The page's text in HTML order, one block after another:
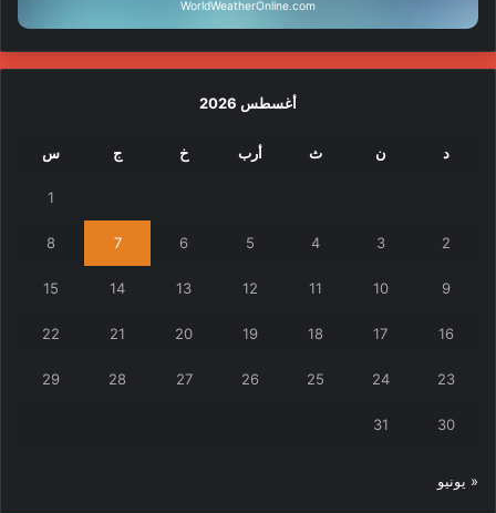
WorldWeatherOnline.com
أغسطس 2026
د ن ث أرب خ ج س
1
2
3
4
5
6
7
8
9
10
11
12
13
14
15
16
17
18
19
20
21
22
23
24
25
26
27
28
29
30
31
« يونيو